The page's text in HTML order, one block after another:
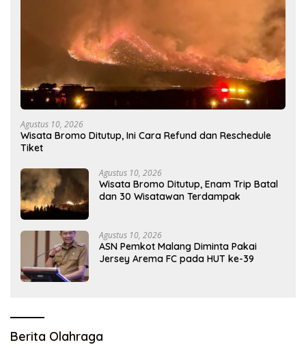
Agustus 10, 2026
Wisata Bromo Ditutup, Ini Cara Refund dan Reschedule
Tiket
Agustus 10, 2026
Wisata Bromo Ditutup, Enam Trip Batal
dan 30 Wisatawan Terdampak
Agustus 10, 2026
ASN Pemkot Malang Diminta Pakai
Jersey Arema FC pada HUT ke-39
Berita Olahraga